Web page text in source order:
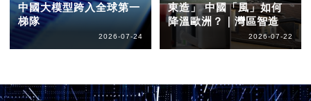
中國大模型跨入全球第一
梯隊
2026-07-24
東造」 中國「風」如何
降溫歐洲？｜灣區智造
2026-07-22